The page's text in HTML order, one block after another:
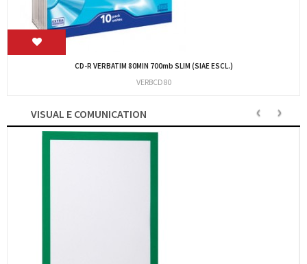
BLASETTI
BL0170
VISUAL E COMUNICATION ‹ ›